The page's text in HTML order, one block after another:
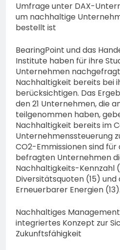
Umfrage unter DAX-
um nachhaltige
bestellt ist
BearingPoint und das
Institute haben für ihre
Unternehmen
Nachhaltigkeit bereits bei
berücksichtigen. Das
den 21 Unternehmen, die
teilgenommen haben,
Nachhaltigkeit bereits im
Unternehmenssteuerung
CO2-Emmissionen sind
befragten Unternehmen
Nachhaltigkeits-Kennzahl
Diversitätsquoten (15) und
Erneuerbarer Energien (13).
Nachhaltiges
integriertes Konzept zur
Zukunftsfähigkeit